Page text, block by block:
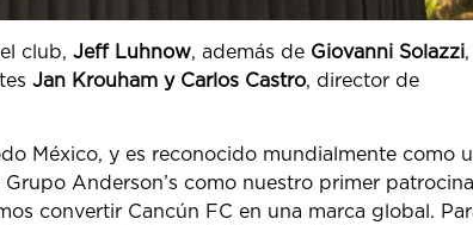
club, Jeff Luhnow, además de Giovanni Solazzi,
Jan Krouham y Carlos Castro, director de
México, y es reconocido mundialmente como
Anderson’s como nuestro primer
convertir Cancún FC en una marca global.